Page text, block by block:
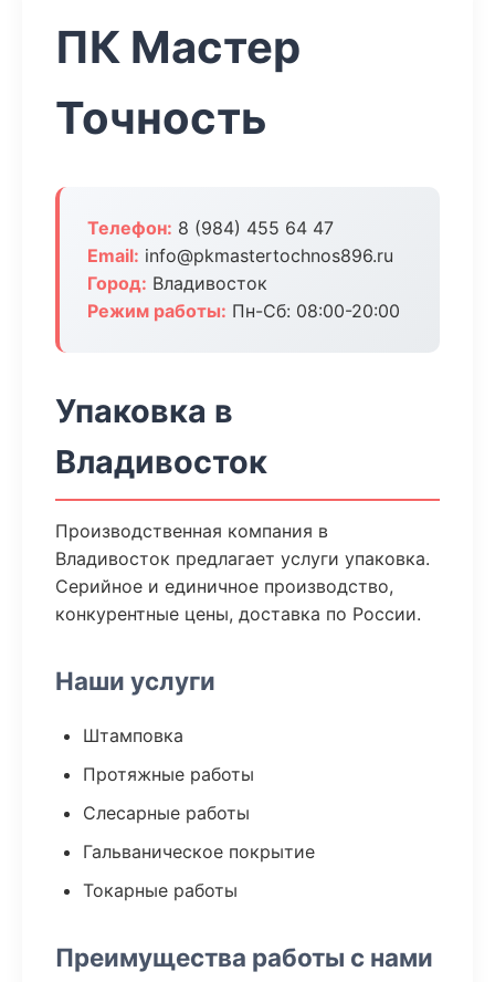
ПК Мастер
Точность
Телефон: 8 (984) 455 64 47
Email: info@pkmastertochnos896.ru
Город: Владивосток
Режим работы: Пн-Сб: 08:00-20:00
Упаковка в
Владивосток
Производственная компания в
Владивосток предлагает услуги упаковка.
Серийное и единичное производство,
конкурентные цены, доставка по России.
Наши услуги
Штамповка
Протяжные работы
Слесарные работы
Гальваническое покрытие
Токарные работы
Преимущества работы с нами